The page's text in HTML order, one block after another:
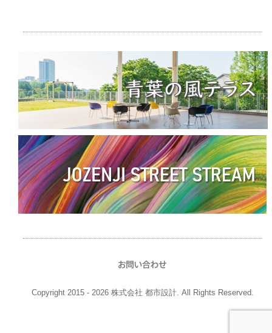
Copyright 2015 - 2026 株式会社 都市設計. All Rights Reserved.